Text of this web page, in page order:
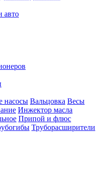
авто
насосы Вальцовка Весы
Инжектор масла
Припой и флюс
Труборасширители